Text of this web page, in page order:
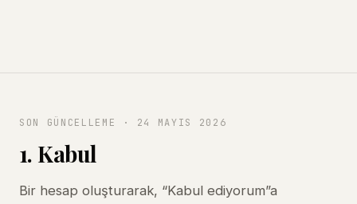
SON GÜNCELLEME · 24 MAYIS 2026
1. Kabul
Bir hesap oluşturarak, “Kabul ediyorum”a